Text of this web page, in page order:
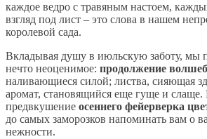
каждое ведро с травяным настоем,
взгляд под лист – это слова в нашем
королевой сада.
Вкладывая душу в июльскую заботу, мы
нечто неоценимое: продолжение
наливающиеся силой; листва, сияющая
аромат, становящийся еще гуще и слаще.
предвкушение осеннего фейерверка
до самых заморозков напоминать вам о
нежности.